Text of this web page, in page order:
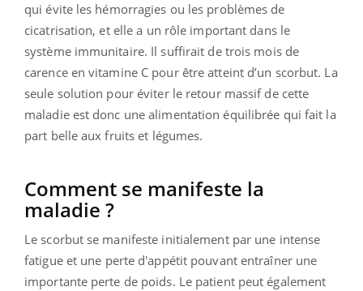
qui évite les hémorragies ou les problèmes de
cicatrisation, et elle a un rôle important dans le
système immunitaire. Il suffirait de trois mois de
carence en vitamine C pour être atteint d’un scorbut. La
seule solution pour éviter le retour massif de cette
maladie est donc une alimentation équilibrée qui fait la
part belle aux fruits et légumes.
Comment se manifeste la
maladie ?
Le scorbut se manifeste initialement par une intense
fatigue et une perte d'appétit pouvant entraîner une
importante perte de poids. Le patient peut également